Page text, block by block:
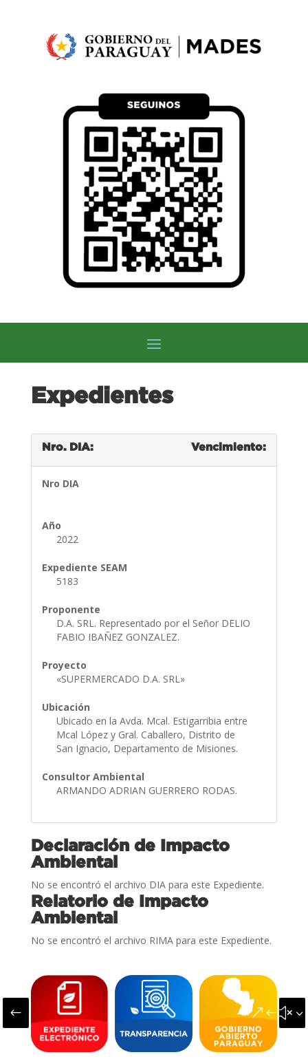
Expedientes
Nro. DIA: Vencimiento:
Nro DIA
Año
2022
Expediente SEAM
5183
Proponente
D.A. SRL. Representado por el Señor DELIO
FABIO IBAÑEZ GONZALEZ.
Proyecto
«SUPERMERCADO D.A. SRL»
Ubicación
Ubicado en la Avda. Mcal. Estigarribia entre
Mcal López y Gral. Caballero, Distrito de
San Ignacio, Departamento de Misiones.
Consultor Ambiental
ARMANDO ADRIAN GUERRERO RODAS.
Declaración de Impacto
Ambiental
No se encontró el archivo DIA para este Expediente.
Relatorio de Impacto
Ambiental
No se encontró el archivo RIMA para este Expediente.
#